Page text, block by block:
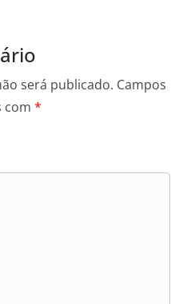
será publicado. Campos
com *